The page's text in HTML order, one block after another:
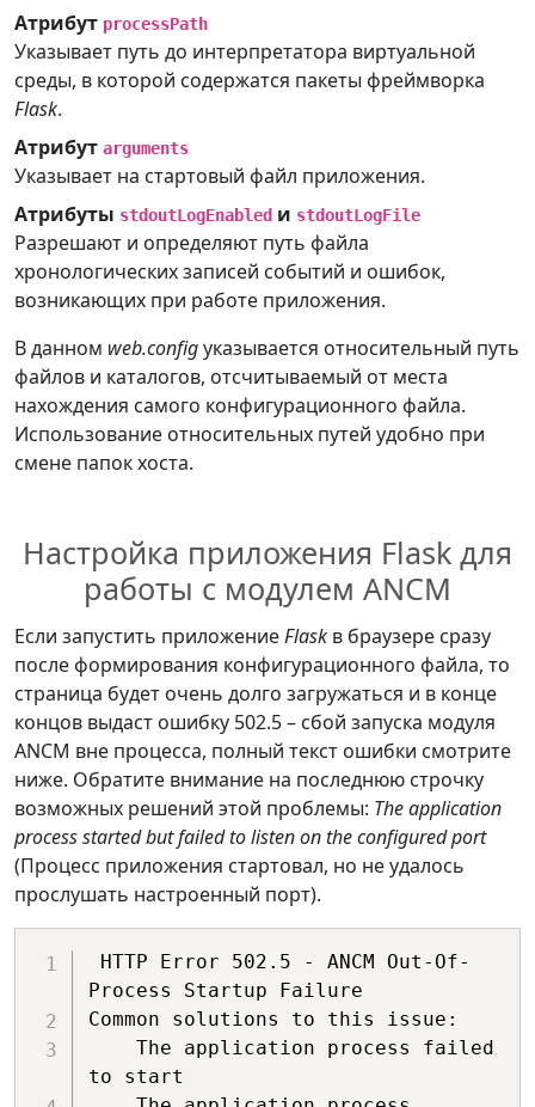
Атрибут processPath
Указывает путь до интерпретатора виртуальной
среды, в которой содержатся пакеты фреймворка
Flask.
Атрибут arguments
Указывает на стартовый файл приложения.
Атрибуты stdoutLogEnabled и stdoutLogFile
Разрешают и определяют путь файла
хронологических записей событий и ошибок,
возникающих при работе приложения.
В данном web.configуказывается относительный путь
файлов и каталогов, отсчитываемый от места
нахождения самого конфигурационного файла.
Использование относительных путей удобно при
смене папок хоста.
Настройка приложения Flask для
работы с модулем ANCM
Если запустить приложениеFlask в браузере сразу
после формирования конфигурационного файла, то
страница будет очень долго загружаться и в конце
концов выдаст ошибку 502.5 – сбой запуска модуля
ANCM вне процесса, полный текст ошибки смотрите
ниже. Обратите внимание на последнюю строчку
возможных решений этой проблемы: The application
process started but failed to listen on the configured port
(Процесс приложения стартовал, но не удалось
прослушать настроенный порт).
Process Startup Failure
Common solutions to this issue:
to start